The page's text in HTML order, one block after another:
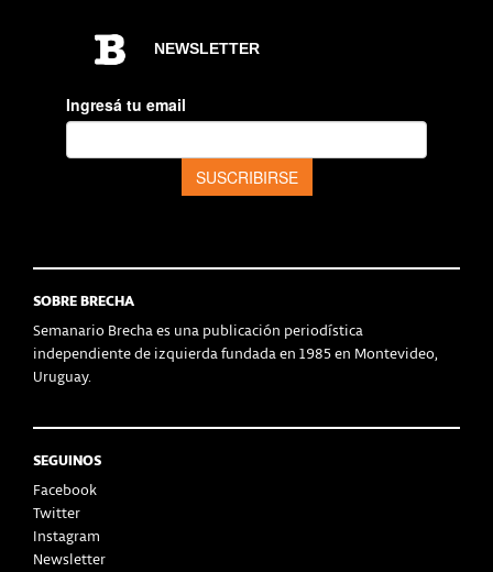
SOBRE BRECHA
Semanario Brecha es una publicación periodística
independiente de izquierda fundada en 1985 en Montevideo,
Uruguay.
SEGUINOS
Facebook
Twitter
Instagram
Newsletter